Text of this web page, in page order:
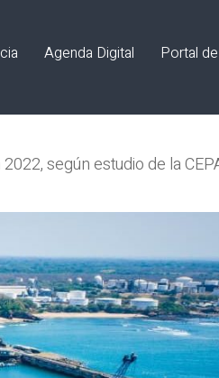
Agenda Digital Portal
según estudio de la